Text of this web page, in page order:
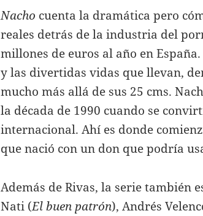
Nacho cuenta la dramática pero
reales detrás de la industria del
millones de euros al año en
y las divertidas vidas que llevan,
mucho más allá de sus 25 cms.
la década de 1990 cuando se
internacional. Ahí es donde
que nació con un don que podría
Además de Rivas, la serie también
Nati (El buen patrón), Andrés